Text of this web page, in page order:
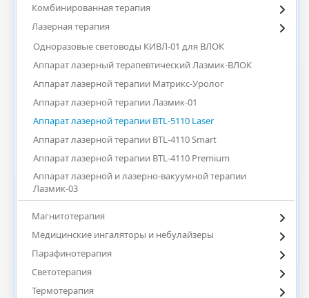
Комбинированная терапия
Лазерная терапия
Одноразовые световоды КИВЛ-01 для ВЛОК
Аппарат лазерный терапевтический Лазмик-ВЛОК
Аппарат лазерной терапии Матрикс-Уролог
Аппарат лазерной терапии Лазмик-01
Аппарат лазерной терапии BTL-5110 Laser
Аппарат лазерной терапии BTL-4110 Smart
Аппарат лазерной терапии BTL-4110 Premium
Аппарат лазерной и лазерно-вакуумной терапии
Лазмик-03
Магнитотерапия
Медицинские ингаляторы и небулайзеры
Парафинотерапия
Светотерапия
Термотерапия